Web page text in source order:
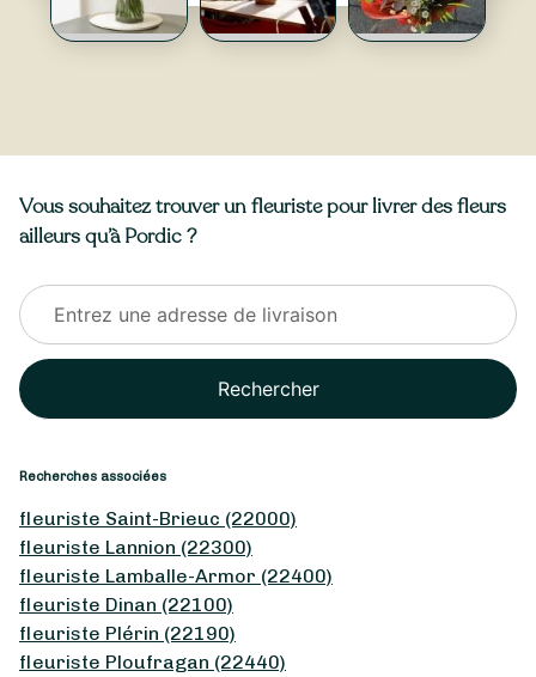
Vous souhaitez trouver un fleuriste pour livrer des fleurs
ailleurs qu’à Pordic ?
Rechercher
Recherches associées
fleuriste Saint-Brieuc (22000)
fleuriste Lannion (22300)
fleuriste Lamballe-Armor (22400)
fleuriste Dinan (22100)
fleuriste Plérin (22190)
fleuriste Ploufragan (22440)